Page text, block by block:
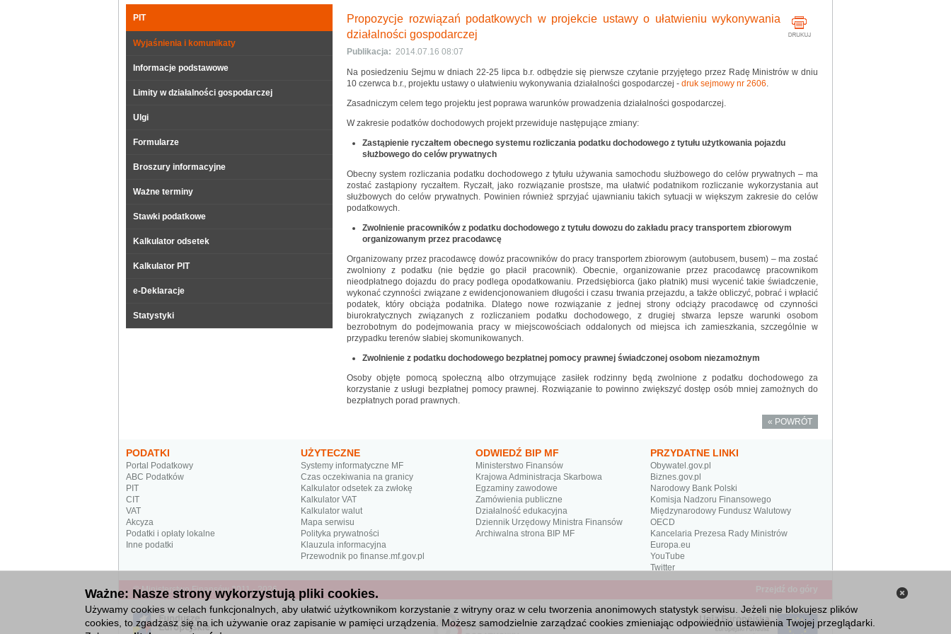
Zamknij
Ważne: Nasze strony wykorzystują pliki cookies.
Używamy cookies w celach funkcjonalnych, aby ułatwić użytkownikom korzystanie z witryny oraz w celu tworzenia anonimowych statystyk serwisu. Jeżeli nie blokujesz plików
cookies, to zgadzasz się na ich używanie oraz zapisanie w pamięci urządzenia. Możesz samodzielnie zarządzać cookies zmieniając odpowiednio ustawienia Twojej przeglądarki.
PIT
Wyjaśnienia i komunikaty
Informacje podstawowe
Limity w działalności gospodarczej
Ulgi
Formularze
Broszury informacyjne
Ważne terminy
Stawki podatkowe
Kalkulator odsetek
Kalkulator PIT
e-Deklaracje
Statystyki
Propozycje rozwiązań podatkowych w projekcie ustawy o ułatwieniu wykonywania
działalności gospodarczej
Publikacja: 2014.07.16 08:07
Na posiedzeniu Sejmu w dniach 22-25 lipca b.r. odbędzie się pierwsze czytanie przyjętego przez Radę Ministrów w dniu
10 czerwca b.r., projektu ustawy o ułatwieniu wykonywania działalności gospodarczej - druk sejmowy nr 2606.
Zasadniczym celem tego projektu jest poprawa warunków prowadzenia działalności gospodarczej.
W zakresie podatków dochodowych projekt przewiduje następujące zmiany:
Zastąpienie ryczałtem obecnego systemu rozliczania podatku dochodowego z tytułu użytkowania pojazdu
służbowego do celów prywatnych
Obecny system rozliczania podatku dochodowego z tytułu używania samochodu służbowego do celów prywatnych – ma
zostać zastąpiony ryczałtem. Ryczałt, jako rozwiązanie prostsze, ma ułatwić podatnikom rozliczanie wykorzystania aut
służbowych do celów prywatnych. Powinien również sprzyjać ujawnianiu takich sytuacji w większym zakresie do celów
podatkowych.
Zwolnienie pracowników z podatku dochodowego z tytułu dowozu do zakładu pracy transportem zbiorowym
organizowanym przez pracodawcę
Organizowany przez pracodawcę dowóz pracowników do pracy transportem zbiorowym (autobusem, busem) – ma zostać
zwolniony z podatku (nie będzie go płacił pracownik). Obecnie, organizowanie przez pracodawcę pracownikom
nieodpłatnego dojazdu do pracy podlega opodatkowaniu. Przedsiębiorca (jako płatnik) musi wycenić takie świadczenie,
wykonać czynności związane z ewidencjonowaniem długości i czasu trwania przejazdu, a także obliczyć, pobrać i wpłacić
podatek, który obciąża podatnika. Dlatego nowe rozwiązanie z jednej strony odciąży pracodawcę od czynności
biurokratycznych związanych z rozliczaniem podatku dochodowego, z drugiej stwarza lepsze warunki osobom
bezrobotnym do podejmowania pracy w miejscowościach oddalonych od miejsca ich zamieszkania, szczególnie w
przypadku terenów słabiej skomunikowanych.
Zwolnienie z podatku dochodowego bezpłatnej pomocy prawnej świadczonej osobom niezamożnym
Osoby objęte pomocą społeczną albo otrzymujące zasiłek rodzinny będą zwolnione z podatku dochodowego za
korzystanie z usługi bezpłatnej pomocy prawnej. Rozwiązanie to powinno zwiększyć dostęp osób mniej zamożnych do
bezpłatnych porad prawnych.
« POWRÓT
PODATKI
Portal Podatkowy
ABC Podatków
PIT
CIT
VAT
Akcyza
Podatki i opłaty lokalne
Inne podatki
UŻYTECZNE
Systemy informatyczne MF
Czas oczekiwania na granicy
Kalkulator odsetek za zwłokę
Kalkulator VAT
Kalkulator walut
Mapa serwisu
Polityka prywatności
Klauzula informacyjna
Przewodnik po finanse.mf.gov.pl
ODWIEDŹ BIP MF
Ministerstwo Finansów
Krajowa Administracja Skarbowa
Egzaminy zawodowe
Zamówienia publiczne
Działalność edukacyjna
Dziennik Urzędowy Ministra Finansów
Archiwalna strona BIP MF
PRZYDATNE LINKI
Obywatel.gov.pl
Biznes.gov.pl
Narodowy Bank Polski
Komisja Nadzoru Finansowego
Międzynarodowy Fundusz Walutowy
OECD
Kancelaria Prezesa Rady Ministrów
Europa.eu
YouTube
Twitter
© Ministerstwo Finansów 2011 - 2026